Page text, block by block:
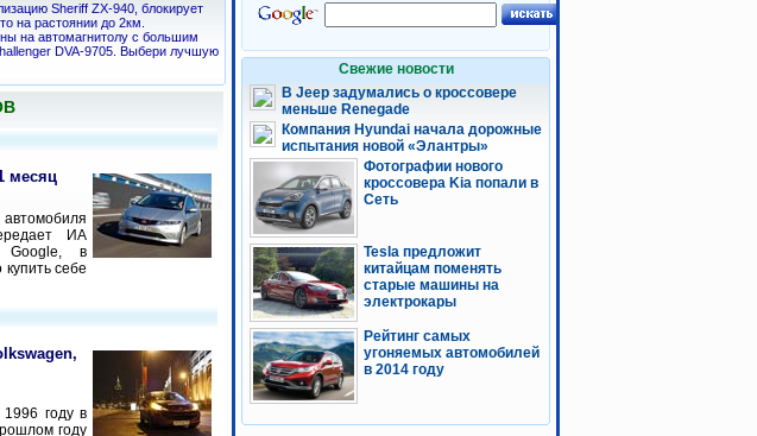
Sheriff ZX-940, блокирует
на растоянии до 2км.
на автомагнитолу с большим
DVA-9705. Выбери лучшую
месяц
ИА
Google, в
себе
году в
году
Свежие новости
В Jeep задумались о кроссовере
меньше Renegade
Компания Hyundai начала дорожные
испытания новой «Элантры»
Фотографии нового
кроссовера Kia попали в
Сеть
Tesla предложит
китайцам поменять
старые машины на
электрокары
Рейтинг самых
угоняемых автомобилей
в 2014 году